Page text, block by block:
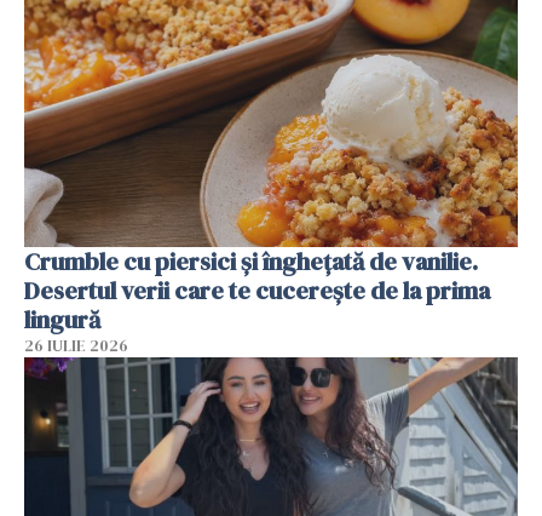
Crumble cu piersici și înghețată de vanilie.
Desertul verii care te cucerește de la prima
lingură
26 IULIE 2026